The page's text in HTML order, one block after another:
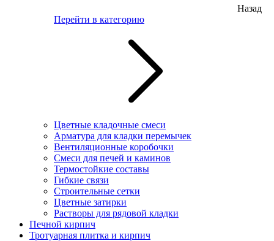
Назад
Перейти в категорию
Цветные кладочные смеси
Арматура для кладки перемычек
Вентиляционные коробочки
Смеси для печей и каминов
Термостойкие составы
Гибкие связи
Строительные сетки
Цветные затирки
Растворы для рядовой кладки
Печной кирпич
Тротуарная плитка и кирпич